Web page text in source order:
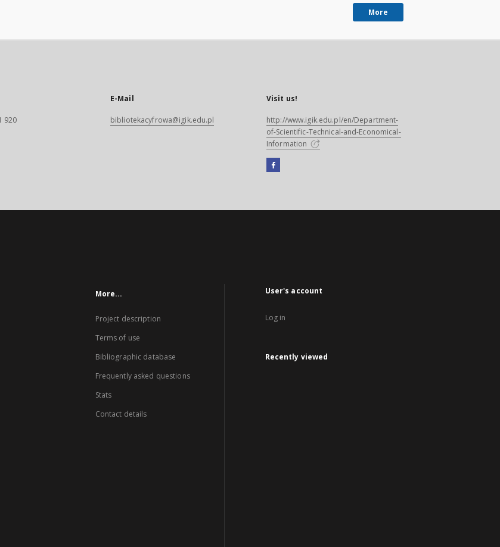
More
920
E-Mail
bibliotekacyfrowa@igik.edu.pl
Visit us!
http://www.igik.edu.pl/en/Department-
of-Scientific-Technical-and-Economical-
Information
Facebook
open
More...
Project description
Terms of use
Bibliographic database
Frequently asked questions
Stats
Contact details
User's account
Log in
Recently viewed